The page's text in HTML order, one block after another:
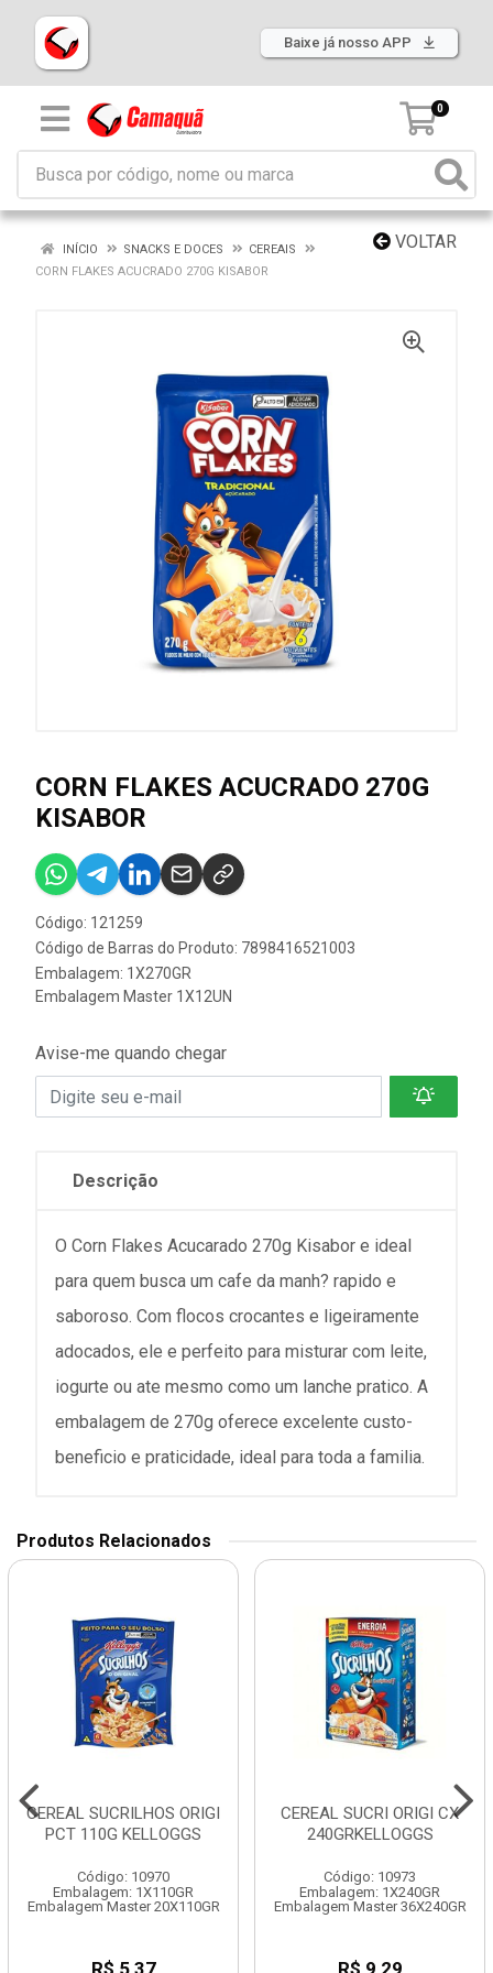
Baixe já nosso APP
0
VOLTAR
INÍCIO SNACKS E DOCES
CEREAIS
CORN FLAKES ACUCRADO 270G KISABOR
CORN FLAKES ACUCRADO 270G
KISABOR
Código: 121259
Código de Barras do Produto: 7898416521003
Embalagem: 1X270GR
Embalagem Master 1X12UN
Avise-me quando chegar
Descrição
O Corn Flakes Acucarado 270g Kisabor e ideal
para quem busca um cafe da manh? rapido e
saboroso. Com flocos crocantes e ligeiramente
adocados, ele e perfeito para misturar com leite,
iogurte ou ate mesmo como um lanche pratico. A
embalagem de 270g oferece excelente custo-
beneficio e praticidade, ideal para toda a familia.
Produtos Relacionados
CEREAL SUCRILHOS ORIGI
PCT 110G KELLOGGS
Código: 10970
Embalagem: 1X110GR
Embalagem Master 20X110GR
R$ 5,37
CEREAL SUCRI ORIGI CX
240GRKELLOGGS
Código: 10973
Embalagem: 1X240GR
Embalagem Master 36X240GR
R$ 9,29